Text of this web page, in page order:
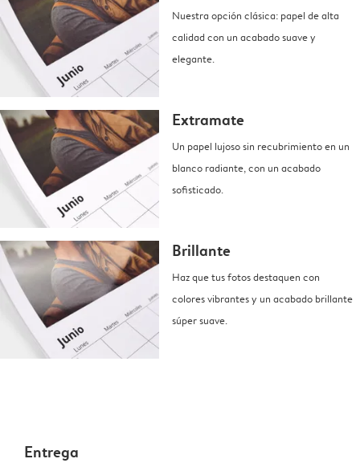
Nuestra opción clásica: papel de alta
calidad con un acabado suave y
elegante.
Extramate
Un papel lujoso sin recubrimiento en un
blanco radiante, con un acabado
sofisticado.
Brillante
Haz que tus fotos destaquen con
colores vibrantes y un acabado brillante
súper suave.
Entrega